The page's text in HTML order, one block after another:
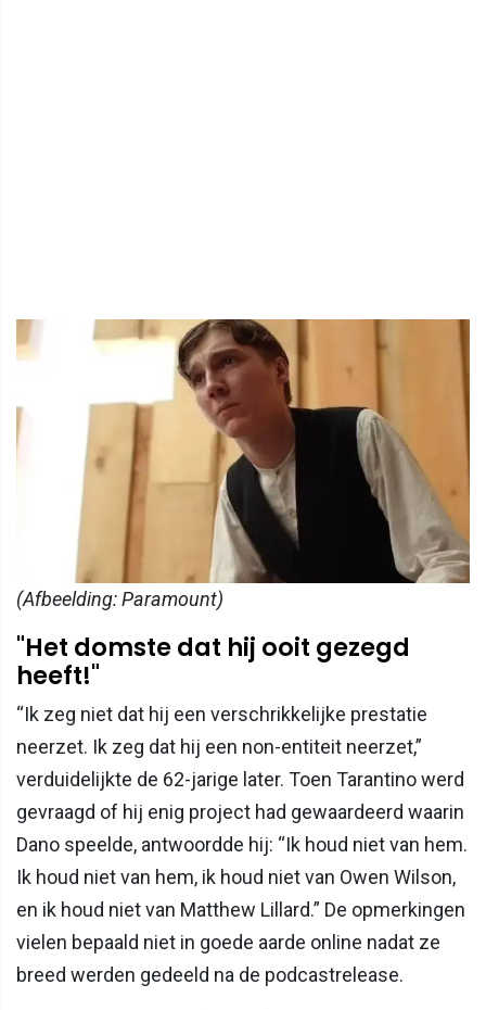
(Afbeelding: Paramount)
"Het domste dat hij ooit gezegd
heeft!"
“Ik zeg niet dat hij een verschrikkelijke prestatie
neerzet. Ik zeg dat hij een non-entiteit neerzet,”
verduidelijkte de 62-jarige later. Toen Tarantino werd
gevraagd of hij enig project had gewaardeerd waarin
Dano speelde, antwoordde hij: “Ik houd niet van hem.
Ik houd niet van hem, ik houd niet van Owen Wilson,
en ik houd niet van Matthew Lillard.” De opmerkingen
vielen bepaald niet in goede aarde online nadat ze
breed werden gedeeld na de podcastrelease.